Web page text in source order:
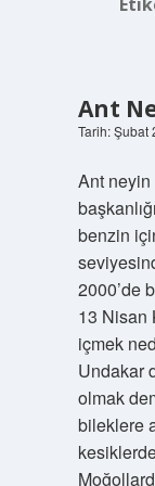
Ant
Tarih: Şubat
Ant neyin
benzin
2000’de
13 Nisan
içmek
Undakar
olmak
bileklere